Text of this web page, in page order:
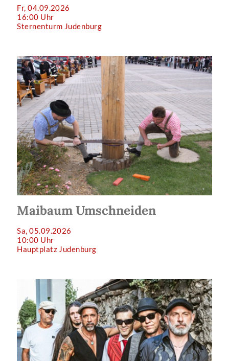
Fr, 04.09.2026
16:00 Uhr
Sternenturm Judenburg
Maibaum Umschneiden
Sa, 05.09.2026
10:00 Uhr
Hauptplatz Judenburg